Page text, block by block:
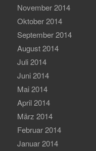
November 2014
Oktober 2014
September 2014
August 2014
Juli 2014
Juni 2014
Mai 2014
April 2014
März 2014
Februar 2014
Januar 2014